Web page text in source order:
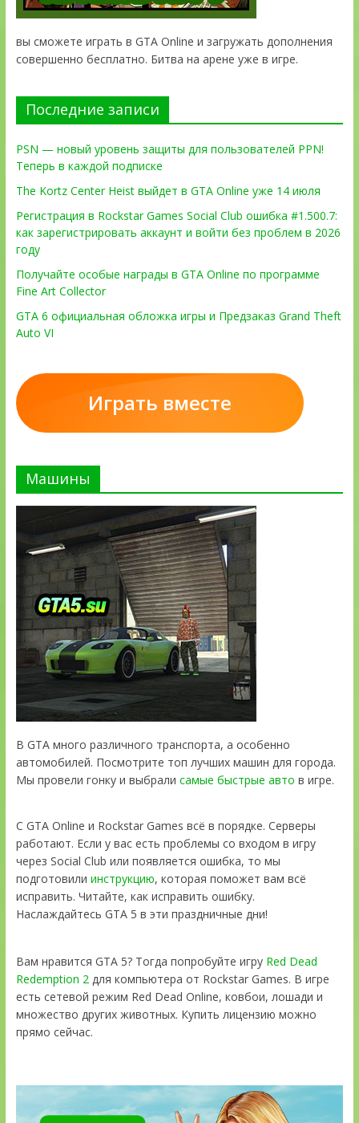
вы сможете играть в GTA Online и загружать дополнения
совершенно бесплатно. Битва на арене уже в игре.
Последние записи
PSN — новый уровень защиты для пользователей PPN!
Теперь в каждой подписке
The Kortz Center Heist выйдет в GTA Online уже 14 июля
Регистрация в Rockstar Games Social Club ошибка #1.500.7:
как зарегистрировать аккаунт и войти без проблем в 2026
году
Получайте особые награды в GTA Online по программе
Fine Art Collector
GTA 6 официальная обложка игры и Предзаказ Grand Theft
Auto VI
Играть вместе
Машины
В GTA много различного транспорта, а особенно
автомобилей. Посмотрите топ лучших машин для города.
Мы провели гонку и выбрали самые быстрые авто в игре.
С GTA Online и Rockstar Games всё в порядке. Серверы
работают. Если у вас есть проблемы со входом в игру
через Social Club или появляется ошибка, то мы
подготовили инструкцию, которая поможет вам всё
исправить. Читайте, как исправить ошибку.
Наслаждайтесь GTA 5 в эти праздничные дни!
Вам нравится GTA 5? Тогда попробуйте игру Red Dead
Redemption 2для компьютера от Rockstar Games. В игре
есть сетевой режим Red Dead Online, ковбои, лошади и
множество других животных. Купить лицензию можно
прямо сейчас.